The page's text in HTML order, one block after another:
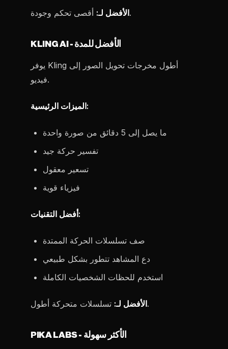
الأفضل لـ:أقصى تحكم وجودة.
KLING AI - الأفضل للمدة
يوفر Kling أطول مخرجات تحويل الصور إلى
فيديو.
الميزات الرئيسية:
ما يصل إلى 5 دقائق من صورة واحدة
تفسير حركة جيد
تسعير معقول
فيزياء قوية
أفضل التقنيات:
صف تسلسلات الحركة الممتدة
دع المشاهد تتطور بشكل طبيعي
استخدم للحظات الشخصيات الكاملة
الأفضل لـ:تسلسلات متحركة أطول.
PIKA LABS - الأكثر سهولة